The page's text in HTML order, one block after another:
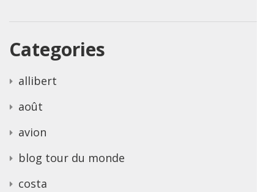
Categories
allibert
août
avion
blog tour du monde
costa